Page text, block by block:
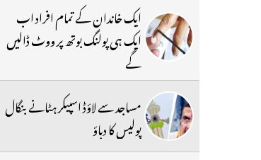
ایک خاندان کے تمام افراد اب
ایک ہی پولنگ بوتھ پر ووٹ ڈالیں
گے
مساجد سے لاؤڈ اسپیکر ہٹانے بنگال
پولیس کا دباؤ